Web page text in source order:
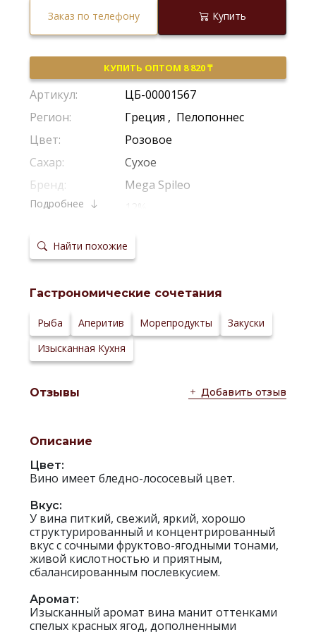
Заказ по телефону Купить
КУПИТЬ ОПТОМ 8 820 ₸
Артикул:
ЦБ-00001567
Регион:
Греция , Пелопоннес
Цвет:
Розовое
Сахар:
Сухое
Бренд:
Mega Spileo
Крепость:
Виноград:
Малагузия
хранения:
Температура
8-12*С
Сайт
производителя:
Подробнее
Найти похожие
Гастрономические сочетания
Рыба Аперитив Морепродукты
Закуски
Изысканная Кухня
Отзывы Добавить отзыв
Описание
Цвет:
Вино имеет бледно-лососевый цвет.
Вкус:
У вина питкий, свежий, яркий, хорошо
структурированный и концентрированный
вкус с сочными фруктово-ягодными тонами,
живой кислотностью и приятным,
сбалансированным послевкусием.
Аромат:
Изысканный аромат вина манит оттенками
спелых красных ягод, дополненными